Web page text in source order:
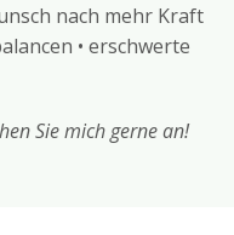
nach mehr Kraft
• erschwerte
Sie mich gerne an!